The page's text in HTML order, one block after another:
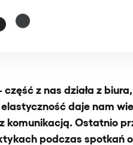
z nas działa z biura,
daje nam
Ostatnio
podczas spotkań